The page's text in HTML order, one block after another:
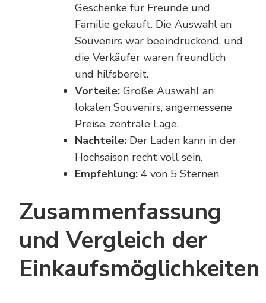
Geschenke für Freunde und
Familie gekauft. Die Auswahl an
Souvenirs war beeindruckend, und
die Verkäufer waren freundlich
und hilfsbereit.
Vorteile: Große Auswahl an
lokalen Souvenirs, angemessene
Preise, zentrale Lage.
Nachteile: Der Laden kann in der
Hochsaison recht voll sein.
Empfehlung: 4 von 5 Sternen
Zusammenfassung
und Vergleich der
Einkaufsmöglichkeiten